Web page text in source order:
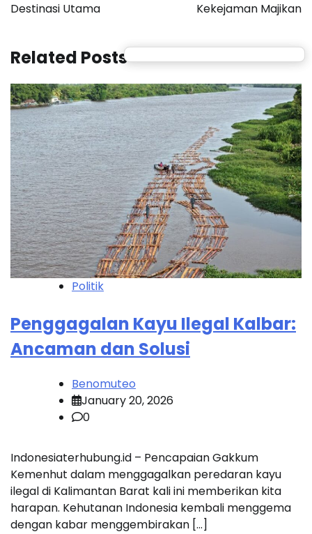
Destinasi Utama Kekejaman Majikan
Related Posts
Politik
Penggagalan Kayu Ilegal Kalbar:
Ancaman dan Solusi
Benomuteo
January 20, 2026
0
Indonesiaterhubung.id – Pencapaian Gakkum
Kemenhut dalam menggagalkan peredaran kayu
ilegal di Kalimantan Barat kali ini memberikan kita
harapan. Kehutanan Indonesia kembali menggema
dengan kabar menggembirakan […]